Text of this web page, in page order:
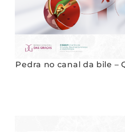
Pedra no canal da bile –